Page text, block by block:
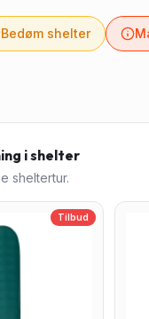
Bedøm shelter
i shelter
sheltertur.
Tilbud